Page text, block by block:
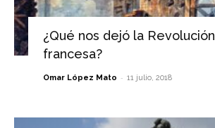
¿Qué nos dejó la Revolución
francesa?
Omar López Mato - 11 julio, 2018